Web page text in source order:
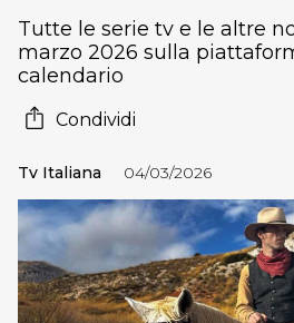
Tutte le serie tv e le altre
marzo 2026 sulla
calendario
Condividi
Tv Italiana 04/03/2026